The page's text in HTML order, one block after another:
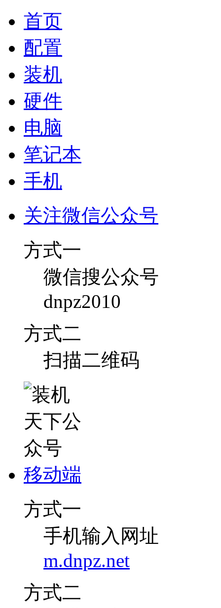
首页
配置
装机
硬件
电脑
笔记本
手机
关注微信公众号
方式一
微信搜公众号
dnpz2010
方式二
扫描二维码
移动端
方式一
手机输入网址
m.dnpz.net
方式二